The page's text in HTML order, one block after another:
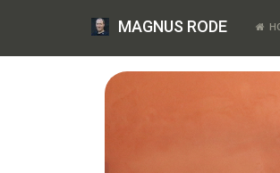
MAGNUS RODE